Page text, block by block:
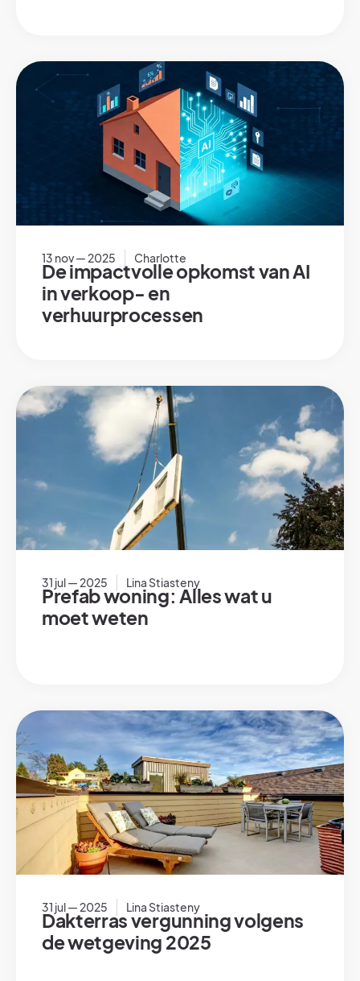
13 nov — 2025 Charlotte
De impactvolle opkomst van AI
in verkoop- en
verhuurprocessen
31 jul — 2025 Lina Stiasteny
Prefab woning: Alles wat u
moet weten
31 jul — 2025 Lina Stiasteny
Dakterras vergunning volgens
de wetgeving 2025